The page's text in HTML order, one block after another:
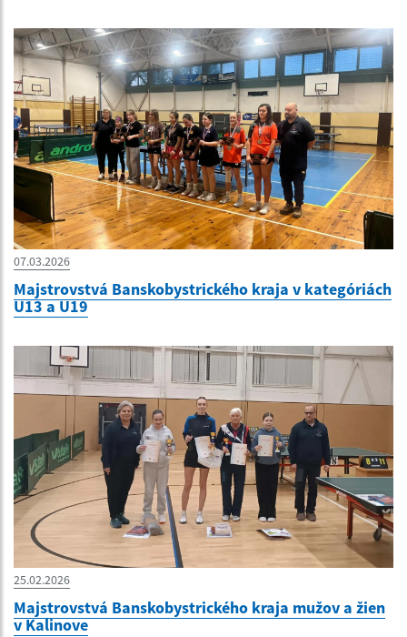
07.03.2026
Majstrovstvá Banskobystrického kraja v kategóriách
U13 a U19
25.02.2026
Majstrovstvá Banskobystrického kraja mužov a žien
v Kalinove